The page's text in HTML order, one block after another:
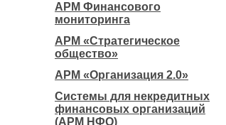
АРМ Финансового
мониторинга
АРМ «Стратегическое
общество»
АРМ «Организация 2.0»
Системы для некредитных
финансовых организаций
(АРМ НФО)